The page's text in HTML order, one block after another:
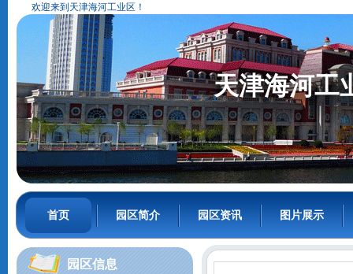
欢迎来到天津海河工业区！
天津海河工
首页 园区简介 园区资讯 图片展示
园区信息